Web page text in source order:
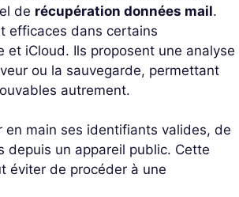
de récupération données mail.
efficaces dans certains
et iCloud. Ils proposent une analyse
ou la sauvegarde, permettant
autrement.
en main ses identifiants valides, de
depuis un appareil public. Cette
éviter de procéder à une